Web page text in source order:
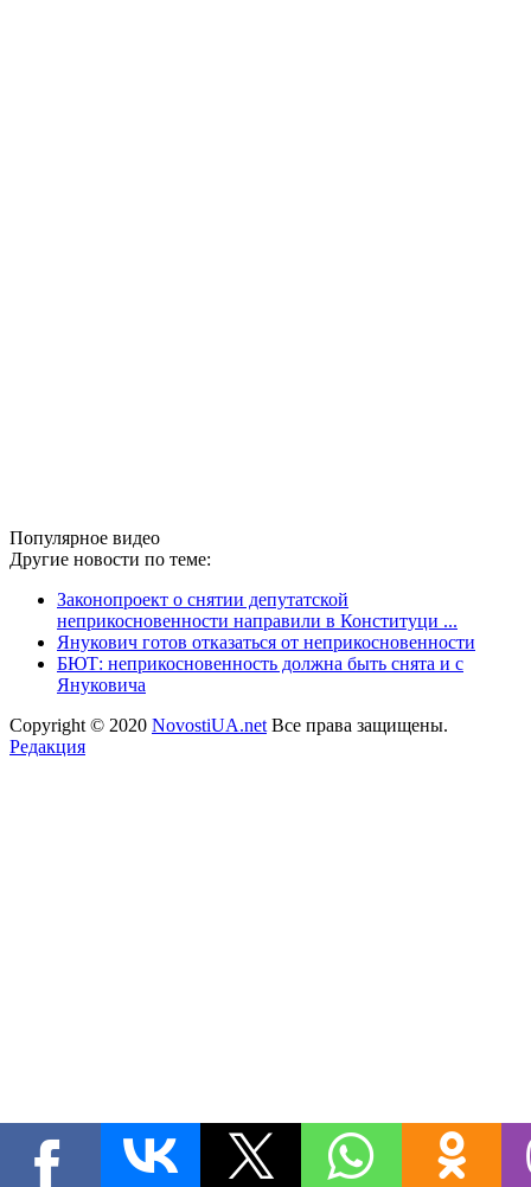
Популярное видео
Другие новости по теме:
Законопроект о снятии депутатской
неприкосновенности направили в Конституци ...
Янукович готов отказаться от неприкосновенности
БЮТ: неприкосновенность должна быть снята и с
Януковича
Copyright © 2020 NovostiUA.net Все права защищены.
Редакция